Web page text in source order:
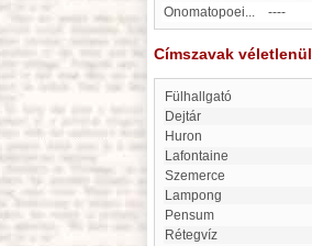
Onomatopoei...
----
Címszavak véletlenül
fülhallgató
Dejtár
Huron
Lafontaine
Szemerce
Lampong
Pensum
rétegvíz